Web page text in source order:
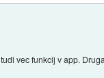
vec funkcij v app.